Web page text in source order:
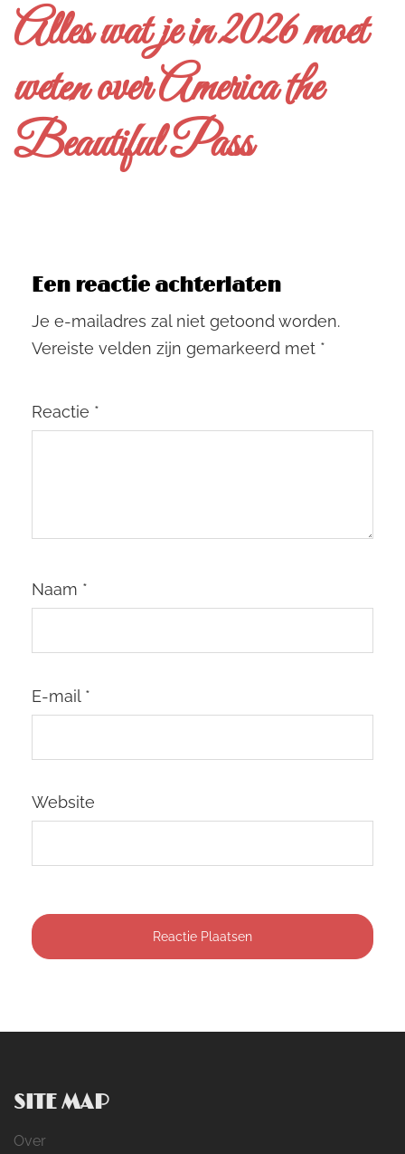
Alles wat je in 2026 moet
weten over America the
Beautiful Pass
Een reactie achterlaten
Je e-mailadres zal niet getoond worden.
Vereiste velden zijn gemarkeerd met *
Reactie *
Naam *
E-mail *
Website
SITE MAP
Over